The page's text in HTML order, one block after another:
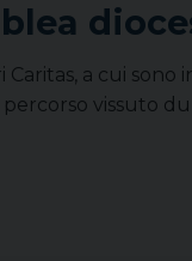
a cui
vissuto